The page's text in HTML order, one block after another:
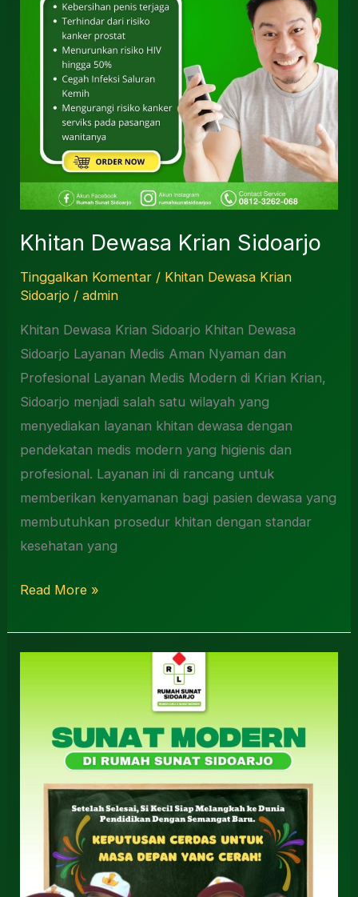
Khitan Dewasa Krian Sidoarjo
Tinggalkan Komentar / Khitan Dewasa Krian
Sidoarjo /admin
Khitan Dewasa Krian Sidoarjo Khitan Dewasa
Sidoarjo Layanan Medis Aman Nyaman dan
Profesional Layanan Medis Modern di Krian Krian,
Sidoarjo menjadi salah satu wilayah yang
menyediakan layanan khitan dewasa dengan
pendekatan medis modern yang higienis dan
profesional. Layanan ini di rancang untuk
memberikan kenyamanan bagi pasien dewasa yang
membutuhkan prosedur khitan dengan standar
kesehatan yang
Read More »
Terdekat
Gedangan